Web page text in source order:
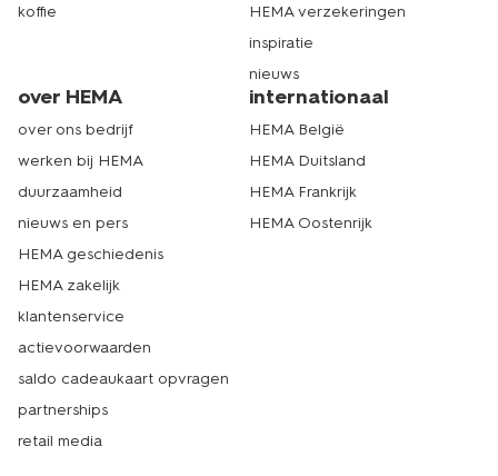
koffie
HEMA verzekeringen
inspiratie
nieuws
over HEMA
over ons bedrijf
werken bij HEMA
duurzaamheid
nieuws en pers
HEMA geschiedenis
HEMA zakelijk
klantenservice
actievoorwaarden
saldo cadeaukaart opvragen
partnerships
retail media
internationaal
HEMA België
HEMA Duitsland
HEMA Frankrijk
HEMA Oostenrijk